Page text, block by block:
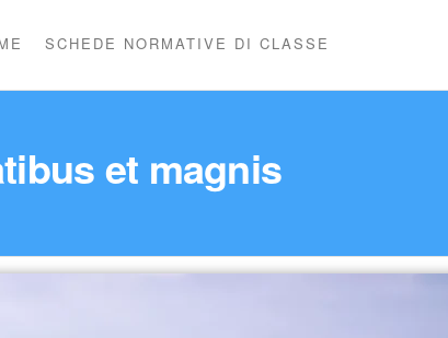
SCHEDE NORMATIVE DI CLASSE
et magnis